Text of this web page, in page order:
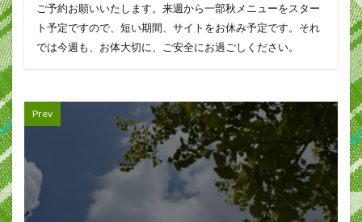
ご予約お願いいたします。来週から一部秋メニューをスター
ト予定ですので、短い期間、サイトをお休み予定です。それ
では今週も、お体大切に、ご安全にお過ごしください。
Prev